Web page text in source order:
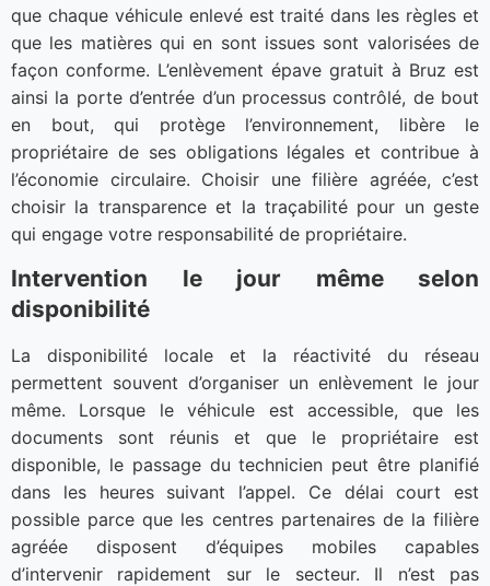
que chaque véhicule enlevé est traité dans les règles et
que les matières qui en sont issues sont valorisées de
façon conforme. L’enlèvement épave gratuit à Bruz est
ainsi la porte d’entrée d’un processus contrôlé, de bout
en bout, qui protège l’environnement, libère le
propriétaire de ses obligations légales et contribue à
l’économie circulaire. Choisir une filière agréée, c’est
choisir la transparence et la traçabilité pour un geste
qui engage votre responsabilité de propriétaire.
Intervention le jour même selon
disponibilité
La disponibilité locale et la réactivité du réseau
permettent souvent d’organiser un enlèvement le jour
même. Lorsque le véhicule est accessible, que les
documents sont réunis et que le propriétaire est
disponible, le passage du technicien peut être planifié
dans les heures suivant l’appel. Ce délai court est
possible parce que les centres partenaires de la filière
agréée disposent d’équipes mobiles capables
d’intervenir rapidement sur le secteur. Il n’est pas